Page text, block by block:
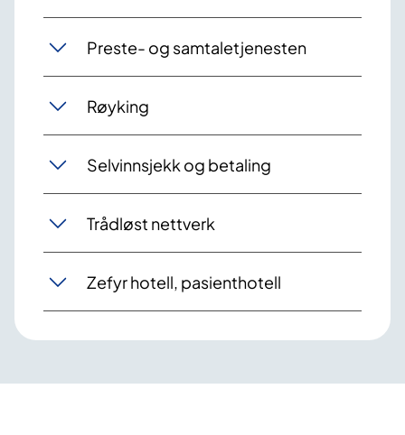
Preste- og samtaletjenesten
Røyking
Selvinnsjekk og betaling
Trådløst nettverk
Zefyr hotell, pasienthotell